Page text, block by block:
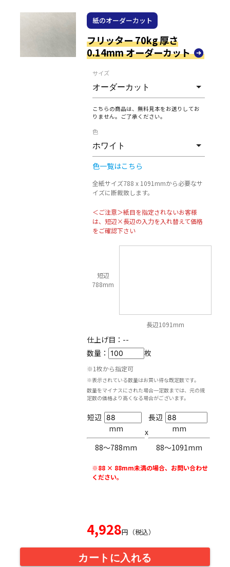
紙のオーダーカット
フリッター 70kg 厚さ
0.14mm オーダーカット
サイズ
こちらの商品は、無料見本をお送りしてお
りません。ご了承ください。
色
色一覧はこちら
全紙サイズ788 x 1091mmから必要なサ
イズに断裁致します。
＜ご注意＞紙目を指定されないお客様
は、短辺×長辺の入力を入れ替えて価格
をご確認下さい
短辺
788mm
長辺1091mm
仕上げ目： --
数量：
枚
※1枚から指定可
※表示されている数量はお買い得な既定数です。
数量をマイナスにされた場合一定数までは、元の規
定数の価格より高くなる場合がございます。
短辺
mm
88〜788mm
x
長辺
mm
88〜1091mm
※88 × 88mm未満の場合、お問い合わせ
ください。
4,928円（税込）
カートに入れる